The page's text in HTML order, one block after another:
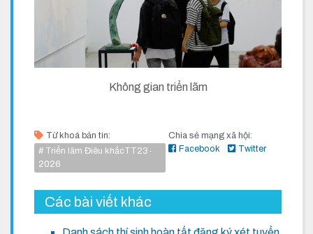
Không gian triển lãm
Từ khoá bản tin:
# Triển lãm Điêu khắcTT23-
2026
Chia sẻ mạng xã hội:
Facebook
Twitter
Các bài viết khác